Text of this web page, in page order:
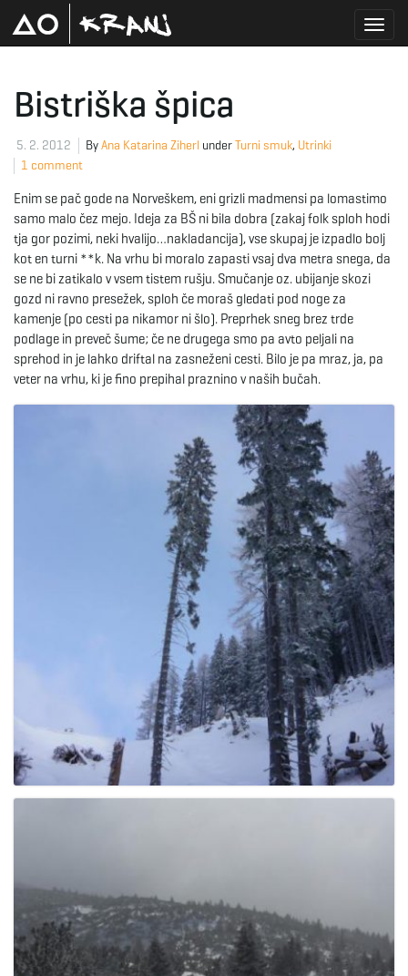
l
n
a
v
i
Bistriška špica
5. 2. 2012 ByAna Katarina Ziherl underTurni smuk, Utrinki
1 comment
Enim se pač gode na Norveškem, eni grizli madmensi pa lomastimo
samo malo čez mejo. Ideja za BŠ ni bila dobra (zakaj folk sploh hodi
tja gor pozimi, neki hvalijo…nakladancija), vse skupaj je izpadlo bolj
kot en turni **k. Na vrhu bi moralo zapasti vsaj dva metra snega, da
se ne bi zatikalo v vsem tistem rušju. Smučanje oz. ubijanje skozi
gozd ni ravno presežek, sploh če moraš gledati pod noge za
kamenje (po cesti pa nikamor ni šlo). Preprhek sneg brez trde
podlage in preveč šume; če ne drugega smo pa avto peljali na
sprehod in je lahko driftal na zasneženi cesti. Bilo je pa mraz, ja, pa
veter na vrhu, ki je fino prepihal praznino v naših bučah.